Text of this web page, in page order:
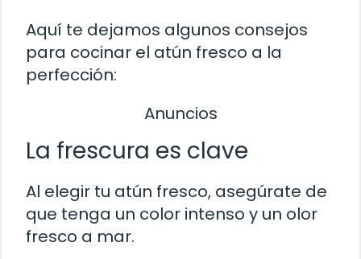
Aquí te dejamos algunos consejos
para cocinar el atún fresco a la
perfección:
Anuncios
La frescura es clave
Al elegir tu atún fresco, asegúrate de
que tenga un color intenso y un olor
fresco a mar.